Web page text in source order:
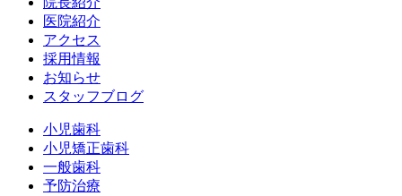
医院紹介
アクセス
採用情報
お知らせ
スタッフブログ
小児歯科
小児矯正歯科
一般歯科
予防治療